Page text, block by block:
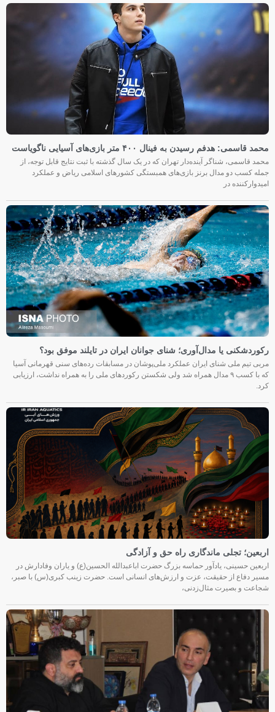
محمد قاسمی: هدفم رسیدن به فینال ۴۰۰ متر بازی‌های آسیایی ناگویاست
محمد قاسمی، شناگر آینده‌دار تهران که در یک سال گذشته با ثبت نتایج قابل توجه، از
جمله کسب دو مدال برنز بازی‌های همبستگی کشورهای اسلامی ریاض و عملکرد
امیدوارکننده در
رکوردشکنی یا مدال‌آوری؛ شنای جوانان ایران در تایلند موفق بود؟
مربی تیم ملی شنای ایران عملکرد ملی‌پوشان در مسابقات رده‌های سنی قهرمانی آسیا
که با کسب ۹ مدال همراه شد ولی شکستن رکوردهای ملی را به همراه نداشت، ارزیابی
کرد.
اربعین؛ تجلی ماندگاری راه حق و آزادگی
اربعین حسینی، یادآور حماسه بزرگ حضرت اباعبدالله الحسین(ع) و یاران وفادارش در
مسیر دفاع از حقیقت، عزت و ارزش‌های انسانی است. حضرت زینب کبری(س) با صبر،
شجاعت و بصیرت مثال‌زدنی،